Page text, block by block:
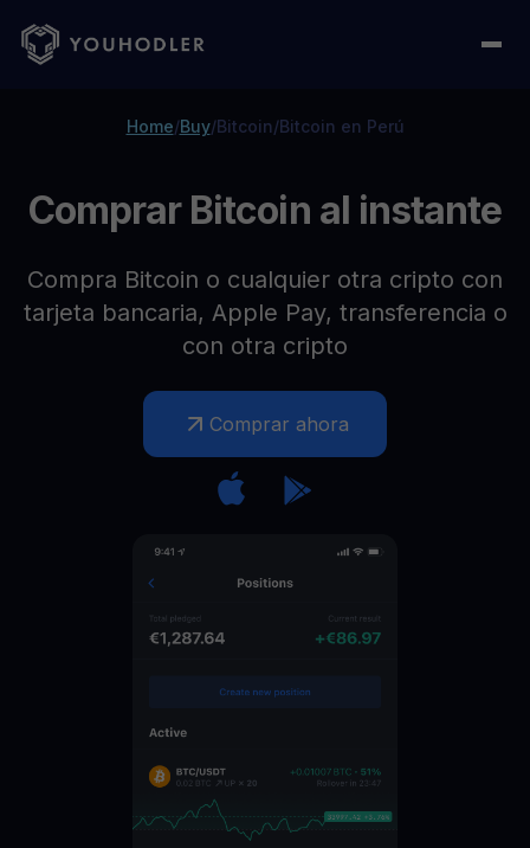
Home/Buy/Bitcoin/Bitcoin en Perú
Comprar Bitcoin al instante
Compra Bitcoin o cualquier otra cripto con
tarjeta bancaria, Apple Pay, transferencia o
con otra cripto
Comprar ahora